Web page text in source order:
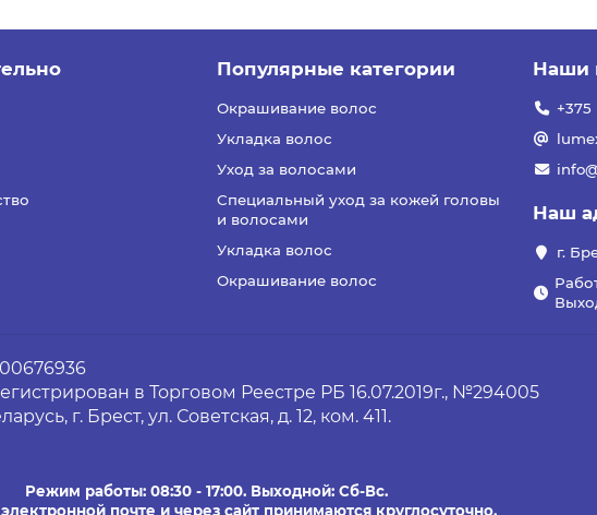
Популярные категории
Окрашивание волос
Укладка волос
Уход за волосами
Специальный уход за кожей головы
и волосами
Укладка волос
Окрашивание волос
Наши
+375
Наш
г.
в Торговом Реестре РБ 16.07.2019г., №294005
г. Брест, ул. Советская, д. 12, ком. 411.
Режим работы: 08:30 - 17:00. Выходной: Сб-Вс.
почте и через сайт принимаются круглосуточно.